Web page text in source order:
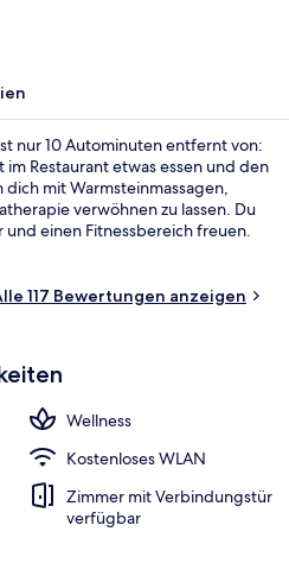
nur 10 Autominuten entfernt von:
Restaurant etwas essen und den
mit Warmsteinmassagen,
verwöhnen zu lassen. Du
und einen Fitnessbereich freuen.
117 Bewertungen anzeigen
Wellness
Kostenloses WLAN
Zimmer mit Verbindungstür
verfügbar